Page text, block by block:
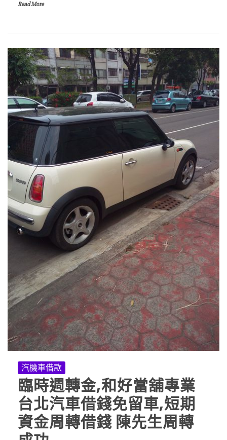
Read More
汽機車借款
臨時週轉金,和好當舖專業
台北汽車借錢免留車,短期
資金周轉借錢 陳先生周轉